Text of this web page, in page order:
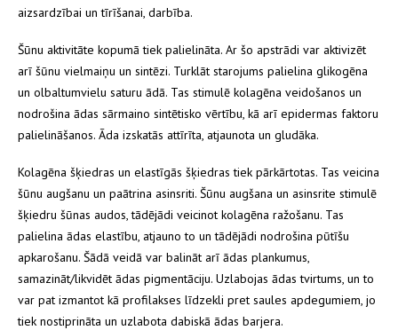
aizsardzībai un tīrīšanai, darbība.
Šūnu aktivitāte kopumā tiek palielināta. Ar šo apstrādi var aktivizēt
arī šūnu vielmaiņu un sintēzi. Turklāt starojums palielina glikogēna
un olbaltumvielu saturu ādā. Tas stimulē kolagēna veidošanos un
nodrošina ādas sārmaino sintētisko vērtību, kā arī epidermas faktoru
palielināšanos. Āda izskatās attīrīta, atjaunota un gludāka.
Kolagēna šķiedras un elastīgās šķiedras tiek pārkārtotas. Tas veicina
šūnu augšanu un paātrina asinsriti. Šūnu augšana un asinsrite stimulē
šķiedru šūnas audos, tādējādi veicinot kolagēna ražošanu. Tas
palielina ādas elastību, atjauno to un tādējādi nodrošina pūtīšu
apkarošanu. Šādā veidā var balināt arī ādas plankumus,
samazināt/likvidēt ādas pigmentāciju. Uzlabojas ādas tvirtums, un to
var pat izmantot kā profilakses līdzekli pret saules apdegumiem, jo
tiek nostiprināta un uzlabota dabiskā ādas barjera.